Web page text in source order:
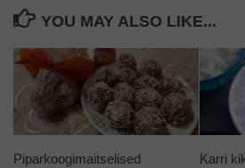
YOU MAY ALSO LIKE...
Piparkoogimaitselised
Karri